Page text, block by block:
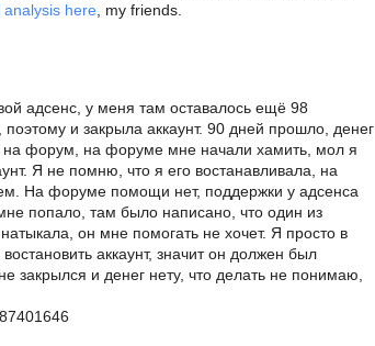
here , my friends.
адсенс, у меня там оставалось ещё 98
и закрыла аккаунт. 90 дней прошло, денег
на форум, на форуме мне начали хамить, мол я
Я не помню, что я его востанавливала, на
На форуме помощи нет, поддержки у адсенса
попало, там было написано, что один из
он мне помогать не хочет. Я просто в
аккаунт, значит он должен был
закрылся и денег нету, что делать не понимаю,